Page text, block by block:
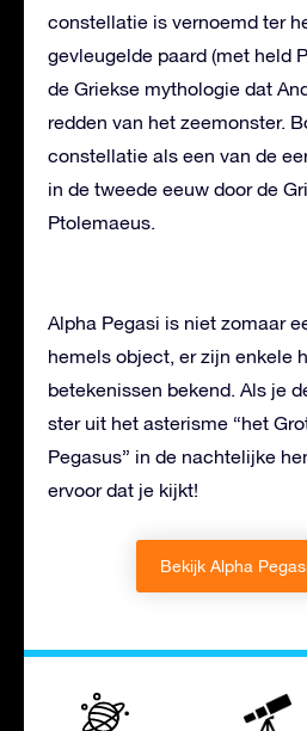
constellatie is vernoemd ter
gevleugelde paard (met held
de Griekse mythologie dat
redden van het zeemonster.
constellatie als een van de
in de tweede eeuw door de
Ptolemaeus.
Alpha Pegasi is niet zomaar
hemels object, er zijn enkele
betekenissen bekend. Als je
ster uit het asterisme “het
Pegasus” in de nachtelijke
ervoor dat je kijkt!
Bekijk Alpha